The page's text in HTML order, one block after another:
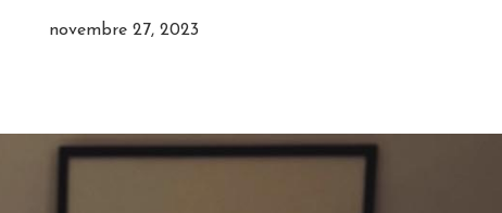
novembre 27, 2023